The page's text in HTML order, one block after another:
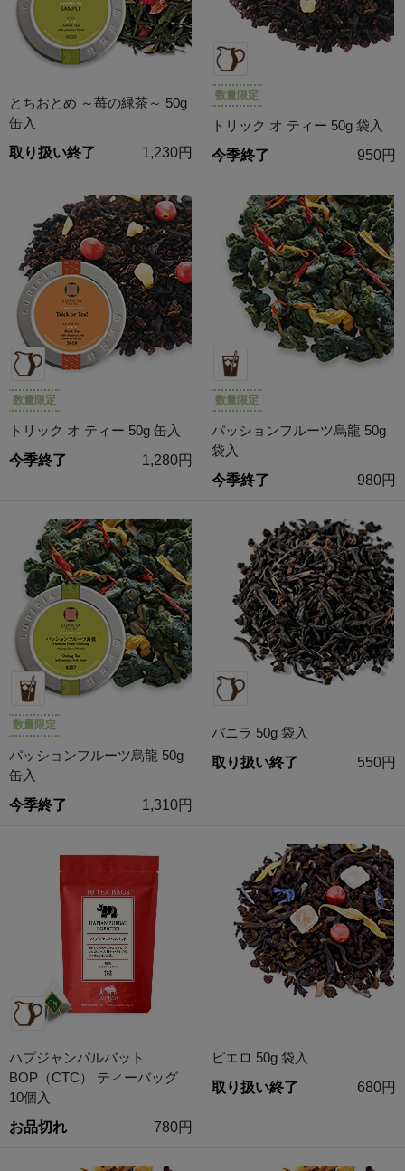
とちおとめ ～苺の緑茶～ 50g
缶入
取り扱い終了
1,230円
数量限定
トリック オ ティー 50g 袋入
今季終了
950円
数量限定
トリック オ ティー 50g 缶入
今季終了
1,280円
数量限定
パッションフルーツ烏龍 50g
袋入
今季終了
980円
数量限定
パッションフルーツ烏龍 50g
缶入
今季終了
1,310円
バニラ 50g 袋入
取り扱い終了
550円
ハプジャンパルバット
BOP（CTC） ティーバッグ
10個入
お品切れ
780円
ピエロ 50g 袋入
取り扱い終了
680円